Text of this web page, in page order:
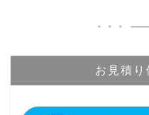
お見積り